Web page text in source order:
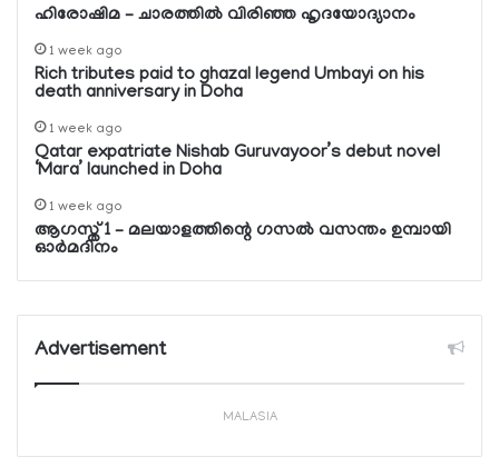
ഹിരോഷിമ – ചാരത്തിൽ വിരിഞ്ഞ ഹൃദയോദ്യാനം
1 week ago
Rich tributes paid to ghazal legend Umbayi on his
death anniversary in Doha
1 week ago
Qatar expatriate Nishab Guruvayoor’s debut novel
‘Mara’ launched in Doha
1 week ago
ആഗസ്ത് 1 – മലയാളത്തിന്റെ ഗസല്‍ വസന്തം ഉമ്പായി
ഓര്‍മദിനം
Advertisement
MALASIA